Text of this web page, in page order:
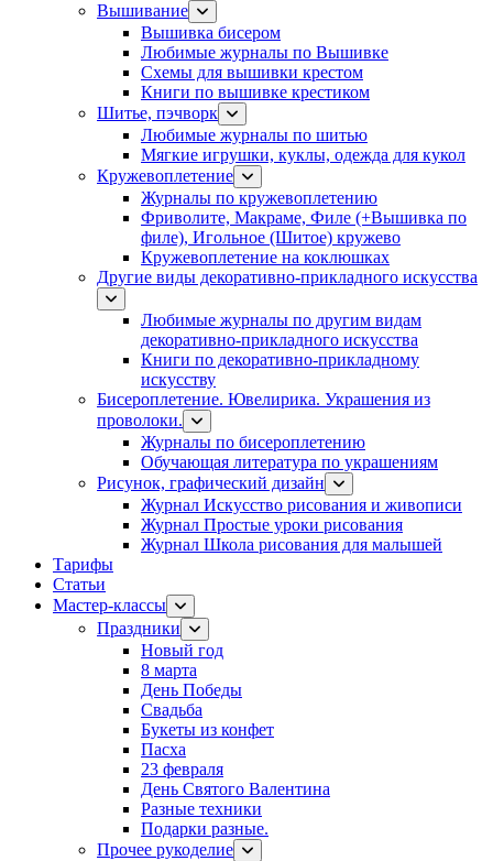
Вышивание
Вышивка бисером
Любимые журналы по Вышивке
Схемы для вышивки крестом
Книги по вышивке крестиком
Шитье, пэчворк
Любимые журналы по шитью
Мягкие игрушки, куклы, одежда для кукол
Кружевоплетение
Журналы по кружевоплетению
Фриволите, Макраме, Филе (+Вышивка по
филе), Игольное (Шитое) кружево
Кружевоплетение на коклюшках
Другие виды декоративно-прикладного искусства
Любимые журналы по другим видам
декоративно-прикладного искусства
Книги по декоративно-прикладному
искусству
Бисероплетение. Ювелирика. Украшения из
проволоки.
Журналы по бисероплетению
Обучающая литература по украшениям
Рисунок, графический дизайн
Журнал Искусство рисования и живописи
Журнал Простые уроки рисования
Журнал Школа рисования для малышей
Тарифы
Статьи
Мастер-классы
Праздники
Новый год
8 марта
День Победы
Свадьба
Букеты из конфет
Пасха
23 февраля
День Святого Валентина
Разные техники
Подарки разные.
Прочее рукоделие